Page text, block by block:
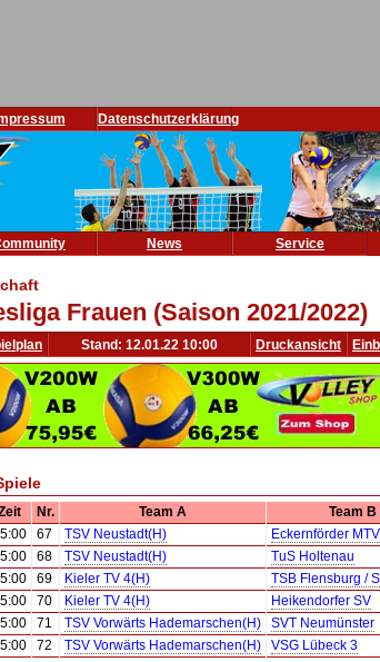
Datenschutzerklärung
News
Service
Frauen (Saison 2021/2022)
Stand: 12.01.22 10:00 Druckansicht
Nr. Team A Team B
67 TSV Neustadt(H) Eckernförder MTV
68 TSV Neustadt(H) TuS Holtenau
69 Kieler TV 4(H) TSB Flensburg /
70 Kieler TV 4(H) Heikendorfer SV
71 TSV Vorwärts Hademarschen(H) SVT Neumünster
72 TSV Vorwärts Hademarschen(H) VSG Lübeck 3